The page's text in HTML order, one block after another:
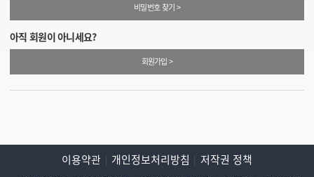
비밀번호 찾기 >
아직 회원이 아니세요?
회원가입 >
이용약관 개인정보처리방침
저작권 정책